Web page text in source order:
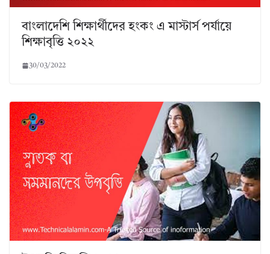
বাংলাদেশি শিক্ষার্থীদের হংকং এ মাস্টার্স পর্যায়ে
শিক্ষাবৃত্তি ২০২২
30/03/2022